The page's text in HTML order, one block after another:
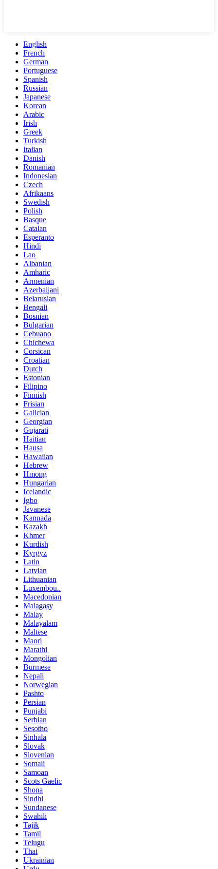
English
French
German
Portuguese
Spanish
Russian
Japanese
Korean
Arabic
Irish
Greek
Turkish
Italian
Danish
Romanian
Indonesian
Czech
Afrikaans
Swedish
Polish
Basque
Catalan
Esperanto
Hindi
Lao
Albanian
Amharic
Armenian
Azerbaijani
Belarusian
Bengali
Bosnian
Bulgarian
Cebuano
Chichewa
Corsican
Croatian
Dutch
Estonian
Filipino
Finnish
Frisian
Galician
Georgian
Gujarati
Haitian
Hausa
Hawaiian
Hebrew
Hmong
Hungarian
Icelandic
Igbo
Javanese
Kannada
Kazakh
Khmer
Kurdish
Kyrgyz
Latin
Latvian
Lithuanian
Luxembou..
Macedonian
Malagasy
Malay
Malayalam
Maltese
Maori
Marathi
Mongolian
Burmese
Nepali
Norwegian
Pashto
Persian
Punjabi
Serbian
Sesotho
Sinhala
Slovak
Slovenian
Somali
Samoan
Scots Gaelic
Shona
Sindhi
Sundanese
Swahili
Tajik
Tamil
Telugu
Thai
Ukrainian